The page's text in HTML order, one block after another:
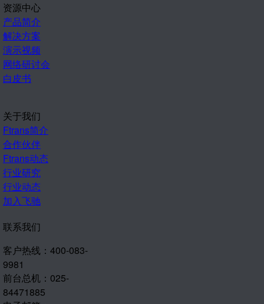
资源中心
产品简介
解决方案
演示视频
网络研讨会
白皮书
关于我们
Ftrans简介
合作伙伴
Ftrans动态
行业研究
行业动态
加入飞驰
联系我们
客户热线：400-083-
9981
前台总机：025-
84471885